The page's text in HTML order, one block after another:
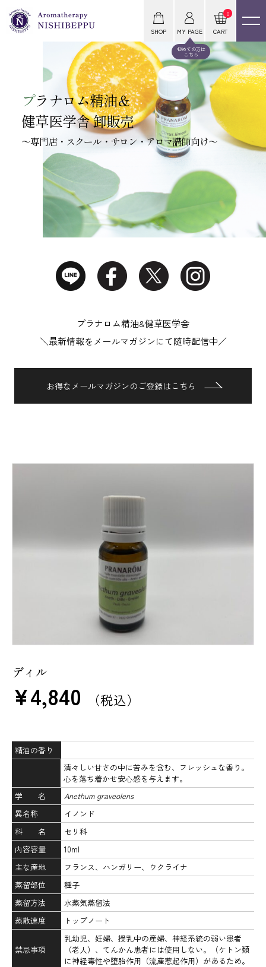
SHOP
初めての方は
こちら
MY PAGE
0
CART
プラナロム精油＆
健草医学舎 卸販売
～専門店・スクール・サロン・アロマ講師向け～
プラナロム精油&健草医学舎
＼最新情報をメールマガジンにて随時配信中／
お得なメールマガジンのご登録はこちら
ディル
¥4,840 （税込）
精油の香り
清々しい甘さの中に苦みを含む、フレッシュな香り。
心を落ち着かせ安心感を与えます。
学 名
Anethum graveolens
異名称
イノンド
科 名
セリ科
内容容量
10ml
主な産地
フランス、ハンガリー、ウクライナ
蒸留部位
種子
蒸留方法
水蒸気蒸留法
蒸散速度
トップノート
禁忌事項
乳幼児、妊婦、授乳中の産婦、神経系統の弱い患者
（老人）、てんかん患者には使用しない。（ケトン類
に神経毒性や堕胎作用（流産惹起作用）があるため。